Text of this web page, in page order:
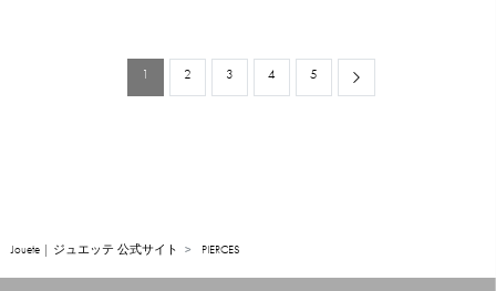
1 2 3 4 5
Jouete | ジュエッテ 公式サイト PIERCES